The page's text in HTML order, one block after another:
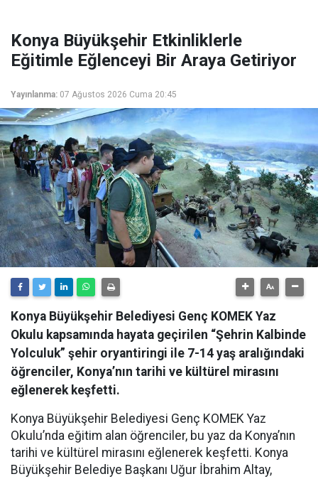
Konya Büyükşehir Etkinliklerle
Eğitimle Eğlenceyi Bir Araya Getiriyor
Yayınlanma: 07 Ağustos 2026 Cuma 20:45
Konya Büyükşehir Belediyesi Genç KOMEK Yaz
Okulu kapsamında hayata geçirilen “Şehrin Kalbinde
Yolculuk” şehir oryantiringi ile 7-14 yaş aralığındaki
öğrenciler, Konya’nın tarihi ve kültürel mirasını
eğlenerek keşfetti.
Konya Büyükşehir Belediyesi Genç KOMEK Yaz
Okulu’nda eğitim alan öğrenciler, bu yaz da Konya’nın
tarihi ve kültürel mirasını eğlenerek keşfetti. Konya
Büyükşehir Belediye Başkanı Uğur İbrahim Altay,